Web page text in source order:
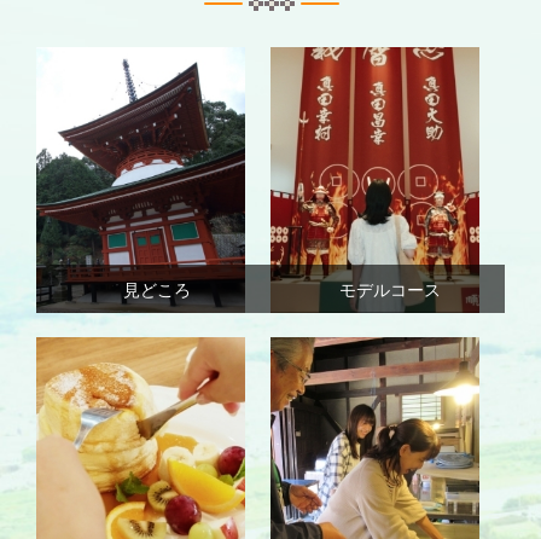
見どころ モデルコース